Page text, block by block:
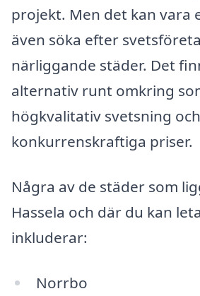
projekt. Men det kan vara
även söka efter
närliggande städer. Det
alternativ runt omkring
högkvalitativ svetsning och
konkurrenskraftiga priser.
Några av de städer som
Hassela och där du kan
inkluderar:
Norrbo